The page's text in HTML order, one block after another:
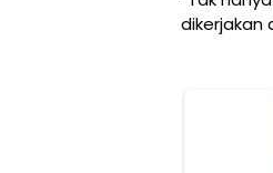
dikerjakan